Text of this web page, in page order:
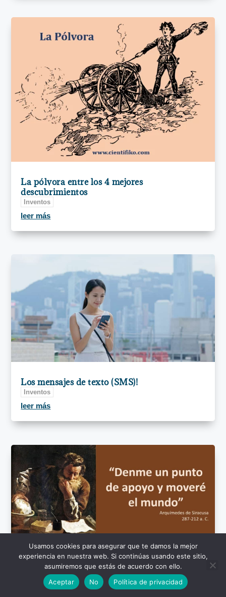
La pólvora entre los 4 mejores
descubrimientos
Inventos
leer más
Los mensajes de texto (SMS)!
Inventos
leer más
¿Quién es Arquímedes de Siracusa?
Sabios , Inventos
Usamos cookies para asegurar que te damos la mejor
experiencia en nuestra web. Si continúas usando este sitio,
asumiremos que estás de acuerdo con ello.
Aceptar
No Política de privacidad